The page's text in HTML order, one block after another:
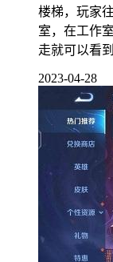
楼梯，玩家
室，在工作
走就可以看到
2023-04-28